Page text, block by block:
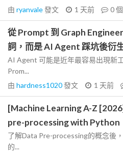
由 ryanvale發文 1 天前 0
從 Prompt 到 Graph
詞，而是 AI Agent 踩坑後衍
AI Agent 可能是近年最容易出現新
Prom...
由 hardness1020發文 1 天前
[Machine Learning A-Z
pre-processing with Python
了解Data Pre-processing的概念後
的...